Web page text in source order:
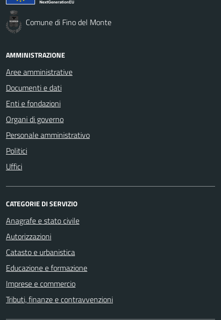
Comune di Fino del Monte
AMMINISTRAZIONE
Aree amministrative
Documenti e dati
Enti e fondazioni
Organi di governo
Personale amministrativo
Politici
Uffici
CATEGORIE DI SERVIZIO
Anagrafe e stato civile
Autorizzazioni
Catasto e urbanistica
Educazione e formazione
Imprese e commercio
Tributi, finanze e contravvenzioni